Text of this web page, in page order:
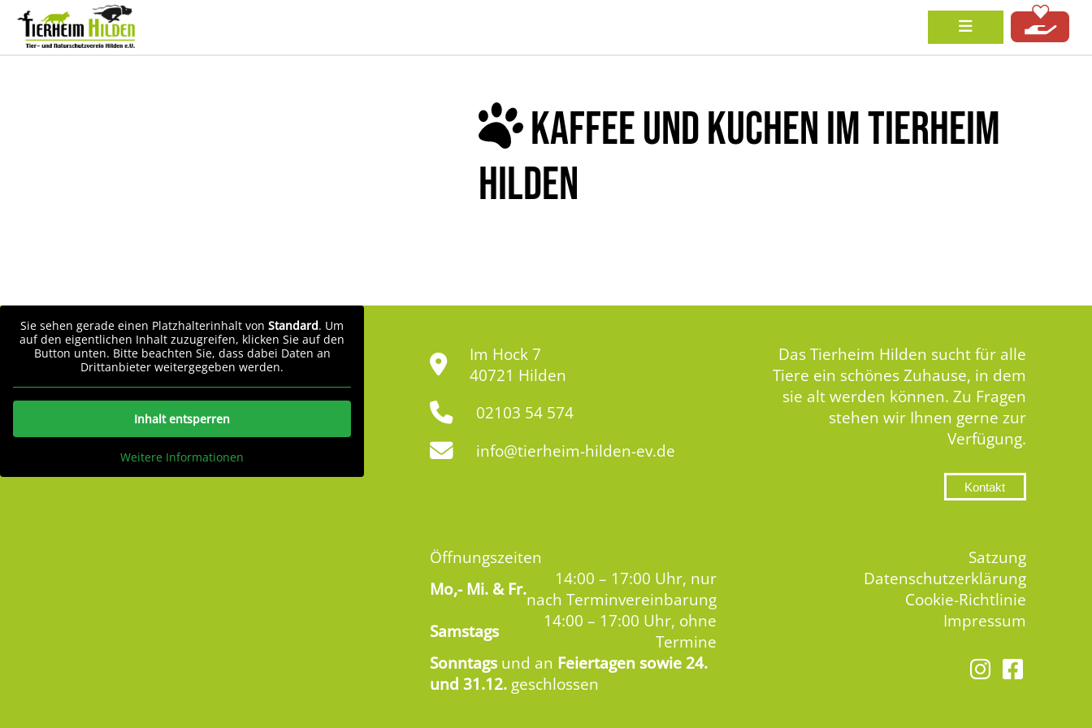
KAFFEE UND KUCHEN IM TIERHEIM
HILDEN
Sie sehen gerade einen Platzhalterinhalt von Standard. Um
auf den eigentlichen Inhalt zuzugreifen, klicken Sie auf den
Button unten. Bitte beachten Sie, dass dabei Daten an
Drittanbieter weitergegeben werden.
Inhalt entsperren
Weitere Informationen
Im Hock 7
40721 Hilden
02103 54 574
info@tierheim-hilden-ev.de
Das Tierheim Hilden sucht für alle
Tiere ein schönes Zuhause, in dem
sie alt werden können. Zu Fragen
stehen wir Ihnen gerne zur
Verfügung.
Kontakt
Öffnungszeiten
Mo,-Mi. & Fr.
14:00 – 17:00 Uhr, nur
nach Terminvereinbarung
Samstags
14:00 – 17:00 Uhr, ohne
Termine
Sonntags und an Feiertagen sowie 24.
und 31.12. geschlossen
Satzung
Datenschutzerklärung
Cookie-Richtlinie
Impressum